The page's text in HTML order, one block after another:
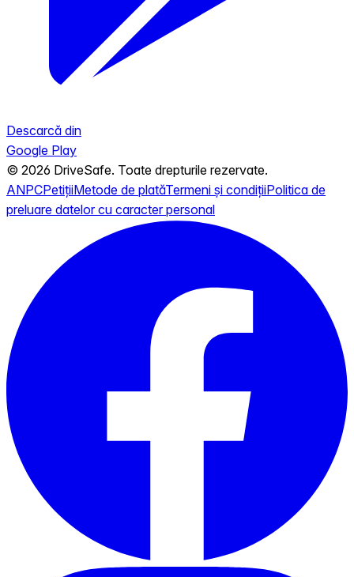
Descarcă din
Google Play
© 2026 DriveSafe. Toate drepturile rezervate.
ANPCPetițiiMetode de platăTermeni și condițiiPolitica de
preluare datelor cu caracter personal